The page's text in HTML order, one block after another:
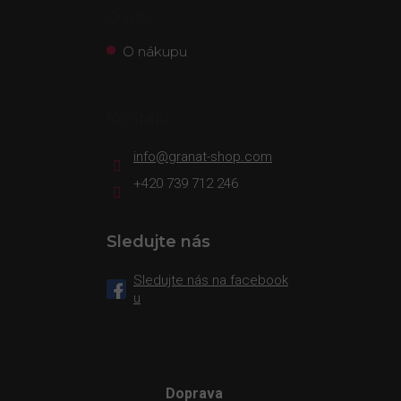
O nákupu
info@granat-shop.com
+420 739 712 246
Sledujte nás
Sledujte nás na facebook
u
Doprava